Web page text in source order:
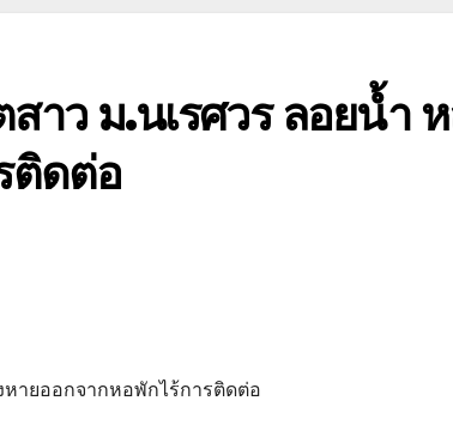
ว ม.นเรศวร ลอยน้ำ
ติดต่อ
ายออกจากหอพักไร้การติดต่อ